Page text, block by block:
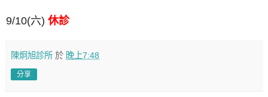
9/10(六) 休診
陳炯旭診所 於 晚上7:48
分享